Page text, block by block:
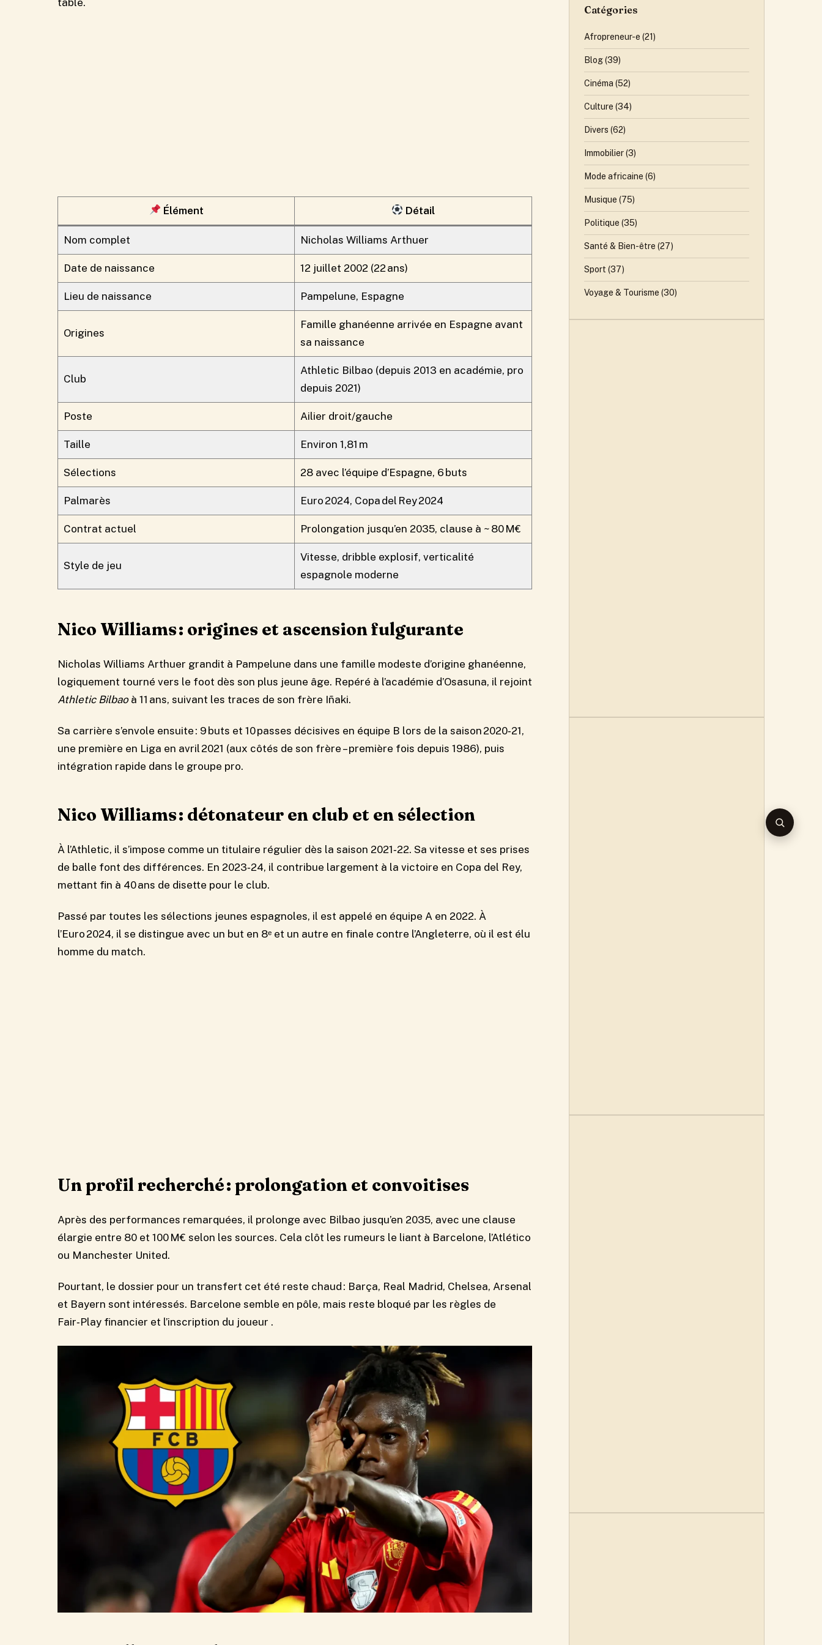
Élément Détail
Nom complet Nicholas Williams Arthuer
Date de naissance 12 juillet 2002 (22 ans)
Lieu de naissance Pampelune, Espagne
Origines
Famille ghanéenne arrivée en Espagne avant
sa naissance
Club
Athletic Bilbao (depuis 2013 en académie, pro
depuis 2021)
Poste Ailier droit/gauche
Taille Environ 1,81 m
Sélections 28 avec l’équipe d’Espagne, 6 buts
Palmarès Euro 2024, Copa del Rey 2024
Contrat actuel Prolongation jusqu’en 2035, clause à ~ 80 M€
Style de jeu
Vitesse, dribble explosif, verticalité
espagnole moderne
Nico Williams : origines et ascension fulgurante
Nicholas Williams Arthuer grandit à Pampelune dans une famille modeste d’origine ghanéenne,
logiquement tourné vers le foot dès son plus jeune âge. Repéré à l’académie d’Osasuna, il rejoint
Athletic Bilbaoà 11 ans, suivant les traces de son frère Iñaki.
Sa carrière s’envole ensuite : 9 buts et 10 passes décisives en équipe B lors de la saison 2020‑21,
une première en Liga en avril 2021 (aux côtés de son frère – première fois depuis 1986), puis
intégration rapide dans le groupe pro.
Nico Williams : détonateur en club et en sélection
À l’Athletic, il s’impose comme un titulaire régulier dès la saison 2021‑22. Sa vitesse et ses prises
de balle font des différences. En 2023‑24, il contribue largement à la victoire en Copa del Rey,
mettant fin à 40 ans de disette pour le club.
Passé par toutes les sélections jeunes espagnoles, il est appelé en équipe A en 2022. À
l’Euro 2024, il se distingue avec un but en 8ᵉ et un autre en finale contre l’Angleterre, où il est élu
homme du match.
Un profil recherché : prolongation et convoitises
Après des performances remarquées, il prolonge avec Bilbao jusqu’en 2035, avec une clause
élargie entre 80 et 100 M€ selon les sources. Cela clôt les rumeurs le liant à Barcelone, l’Atlético
ou Manchester United.
Pourtant, le dossier pour un transfert cet été reste chaud : Barça, Real Madrid, Chelsea, Arsenal
et Bayern sont intéressés. Barcelone semble en pôle, mais reste bloqué par les règles de
Fair‑Play financier et l’inscription du joueur .
Catégories
Afropreneur-e (21)
Blog(39)
Cinéma (52)
Culture (34)
Divers (62)
Immobilier(3)
Mode africaine (6)
Musique (75)
Politique (35)
Santé & Bien-être (27)
Sport (37)
Voyage & Tourisme (30)